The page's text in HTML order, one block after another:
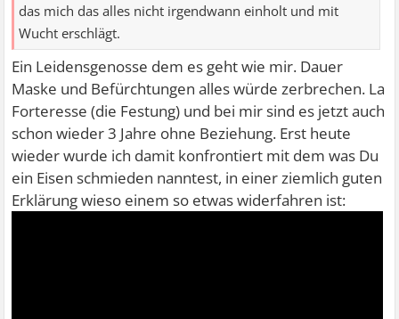
das mich das alles nicht irgendwann einholt und mit
Wucht erschlägt.
Ein Leidensgenosse dem es geht wie mir. Dauer
Maske und Befürchtungen alles würde zerbrechen. La
Forteresse (die Festung) und bei mir sind es jetzt auch
schon wieder 3 Jahre ohne Beziehung. Erst heute
wieder wurde ich damit konfrontiert mit dem was Du
ein Eisen schmieden nanntest, in einer ziemlich guten
Erklärung wieso einem so etwas widerfahren ist: